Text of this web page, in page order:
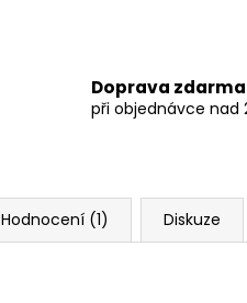
Doprava zdarma
při objednávce nad
Hodnocení (1) Diskuze